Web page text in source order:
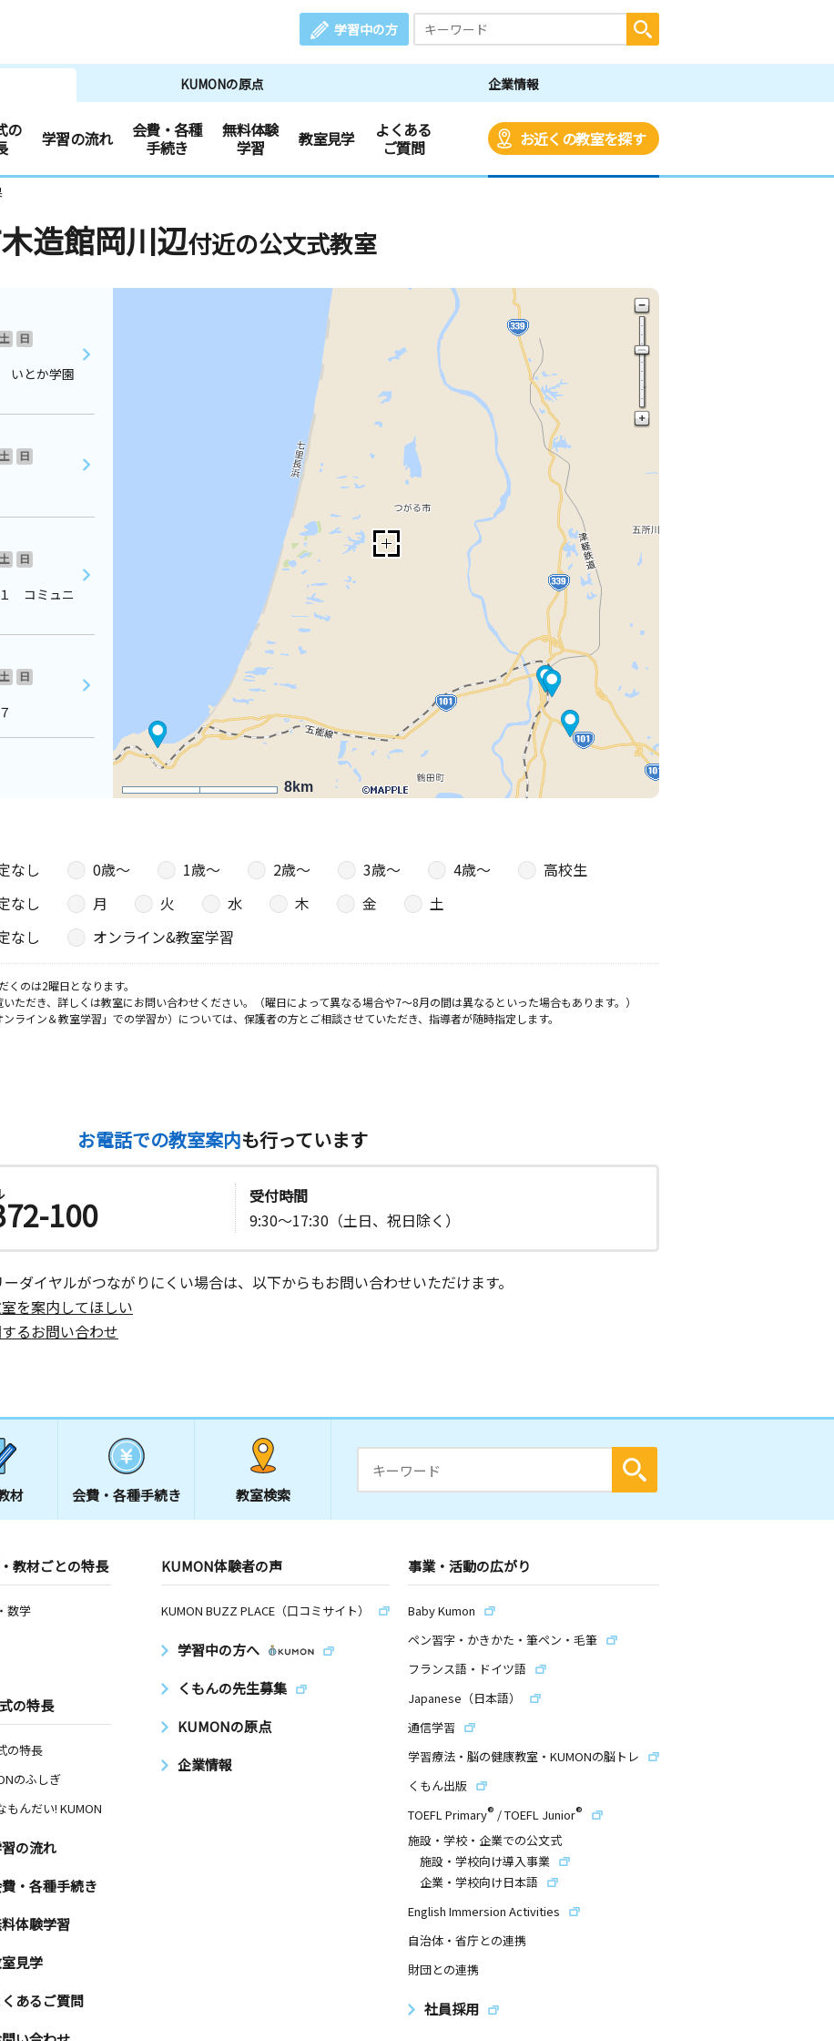
学習中の方
KUMONの原点 企業情報
の
学習の流れ
会費・各種
手続き
無料体験
学習
教室見学
よくある
ご質問
お近くの教室を探す
造館岡川辺付近の公文式教室
8km
土
日
いとか学園
土
日
土
日
コミュニ
土
日
なし 0歳〜 1歳〜 2歳〜 3歳〜 4歳〜
高校生
なし 月 火 水 木 金
土
なし オンライン&教室学習
のは2曜日となります。
ただき、詳しくは教室にお問い合わせください。（曜日によって異なる場合や7～8月の間は異なるといった場合もあります。）
ライン＆教室学習」での学習か）については、保護者の方とご相談させていただき、指導者が随時指定します。
お電話での教室案内も行っています
100
受付時間
9:30～17:30（土日、祝日除く）
ダイヤルがつながりにくい場合は、以下からもお問い合わせいただけます。
を案内してほしい
るお問い合わせ
材 会費・ 各種手続き 教室検索
教材ごとの特長
数学
の特長
の特長
のふしぎ
もんだい! KUMON
の流れ
・各種手続き
体験学習
見学
くあるご質問
KUMON体験者の声
KUMON BUZZ PLACE（口コミサイト）
学習中の方へ
くもんの先生募集
KUMONの原点
企業情報
事業・活動の広がり
Baby Kumon
ペン習字・かきかた・筆ペン・毛筆
フランス語・ドイツ語
Japanese（日本語）
通信学習
学習療法・脳の健康教室・KUMONの脳トレ
くもん出版
TOEFL Primary® /TOEFL Junior®
施設・学校・企業での公文式
施設・学校向け導入事業
企業・学校向け日本語
English Immersion Activities
自治体・省庁との連携
財団との連携
社員採用